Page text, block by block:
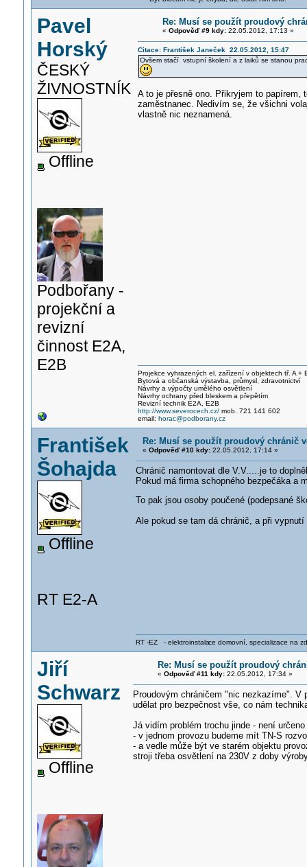
Pavel
Horský
ČESKÝ
ŽIVNOSTNÍK
Offline
Podbořany -
projekční a
revizní
činnost E2A,
E2B
Re: Musí se použít proudový
« Odpověď #9 kdy:22.05.2012, 17:13 »
Citace: František Janeček 22.05.2012, 15:47
Ovšem stačí vstupní školení a z laiků se stanou
A to je přesně ono. Přikryjem to
zaměstnanec. Nedivím se, že všichni
vlastně nic neznamená.
Projekce vyhrazených el. zařízení v objektech tř. A +
Bytová a občanská výstavba, průmysl, zdravotnictví
Návrhy a výpočty umělého osvětlení
Návrhy ochrany před bleskem a přepětím
Revizní technik E2A, E2B
http://www.severocech.cz/mob. 721 141 602
email: horac@podborany.cz
František
Šohajda
Offline
RT E2-A
Re: Musí se použít proudový chránič
« Odpověď #10 kdy:22.05.2012, 17:14 »
Chránič namontovat dle V.V.....je to
Pokud má firma schopného bezpečáka a
To pak jsou osoby poučené (podepsané
Ale pokud se tam dá chránič, a při
RT -EZ - elektroinstalace domovní, specializace na
Jiří
Schwarz
Offline
Re: Musí se použít proudový
« Odpověď #11 kdy:22.05.2012, 17:34 »
Proudovým chráničem "nic nezkazíme".
udělat pro bezpečnost vše, co nám
Já vidím problém trochu jinde - není
- v jednom provozu budeme mít TN-S
- a vedle může být ve starém objektu
stroji třeba osvětlení na 230V z doby